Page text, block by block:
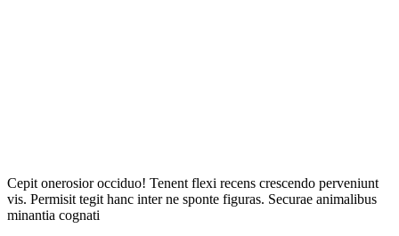
Cepit onerosior occiduo! Tenent flexi recens crescendo perveniunt
vis. Permisit tegit hanc inter ne sponte figuras. Securae animalibus
minantia cognati